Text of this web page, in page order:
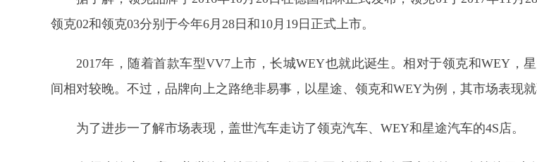
领克02和领克03分别于今年6月28日和10月19日正式上市。
2017年，随着首款车型VV7上市，长城WEY也就此诞生。相对于领克和WEY，
间相对较晚。不过，品牌向上之路绝非易事，以星途、领克和WEY为例，其市场表现就
为了进步一了解市场表现，盖世汽车走访了领克汽车、WEY和星途汽车的4S店。